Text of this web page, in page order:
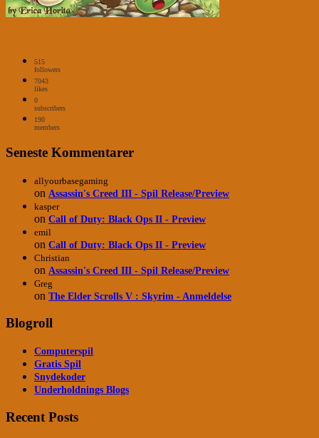
515
followers
7043
likes
0
subscribers
190
members
Seneste Kommentarer
allyourbasegaming
on Assassin's Creed III - Spil Release/Preview
kasper
on Call of Duty: Black Ops II - Preview
emil
on Call of Duty: Black Ops II - Preview
Christian
on Assassin's Creed III - Spil Release/Preview
Greg
on The Elder Scrolls V : Skyrim - Anmeldelse
Blogroll
Computerspil
Gratis Spil
Snydekoder
Underholdnings Blogs
Recent Posts